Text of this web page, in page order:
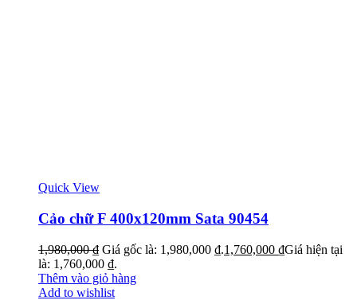
Quick View
Cảo chữ F 400x120mm Sata 90454
1,980,000₫ Giá gốc là: 1,980,000 ₫.1,760,000 ₫Giá hiện tại
là: 1,760,000 ₫.
Thêm vào giỏ hàng
Add to wishlist